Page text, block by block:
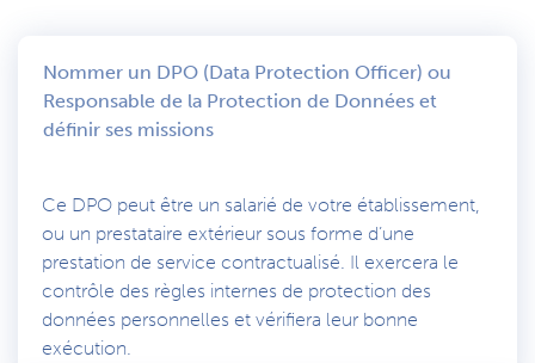
Nommer un DPO (Data Protection Officer) ou
Responsable de la Protection de Données et
définir ses missions
Ce DPO peut être un salarié de votre établissement,
ou un prestataire extérieur sous forme d’une
prestation de service contractualisé. Il exercera le
contrôle des règles internes de protection des
données personnelles et vérifiera leur bonne
exécution.